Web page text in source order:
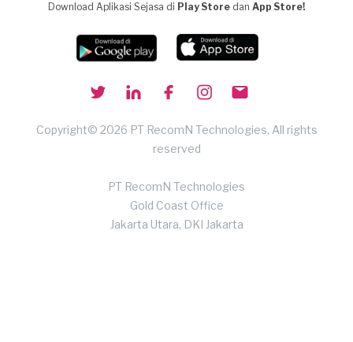
Download Aplikasi Sejasa di Play Store dan App Store!
Copyright© 2026 PT RecomN Technologies, All rights
reserved
PT RecomN Technologies
Gold Coast Office
Jakarta Utara, DKI Jakarta